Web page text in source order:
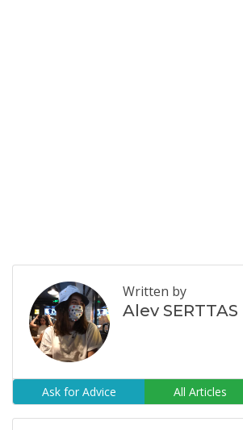
Written by
Alev SERTTAS
Ask for Advice All Articles